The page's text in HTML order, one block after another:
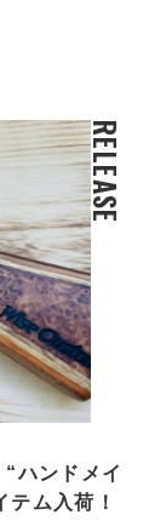
RELEASE
ハンドメイ
テム入荷！